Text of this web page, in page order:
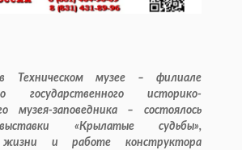
Техническом музее – филиале
государственного историко-
музея-заповедника – состоялось
«Крылатые судьбы»,
жизни и работе конструктора